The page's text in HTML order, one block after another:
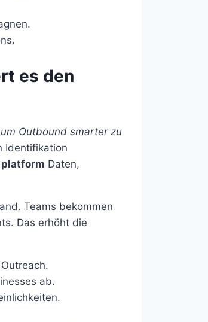
es den
Outbound smarter zu
Identifikation
platform Daten,
Teams bekommen
Das erhöht die
ab.